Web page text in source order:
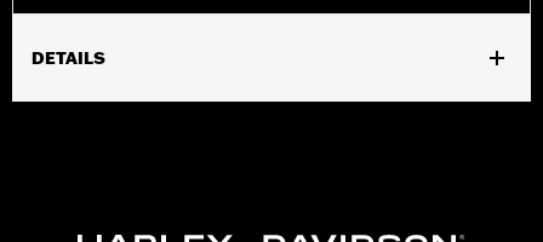
DETAILS